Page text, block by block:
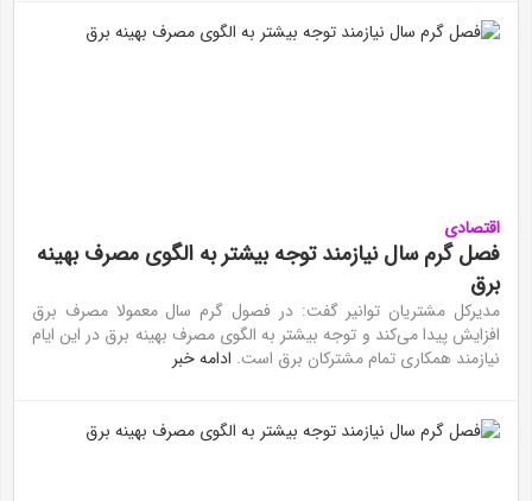
اقتصادی
فصل گرم سال نیازمند توجه بیشتر به الگوی مصرف بهینه
برق
مدیرکل مشتریان توانیر گفت: در فصول گرم سال معمولا مصرف برق
افزایش پیدا می‌کند و توجه بیشتر به الگوی مصرف بهینه برق در این ایام
نیازمند همکاری تمام مشترکان برق است. ادامه خبر